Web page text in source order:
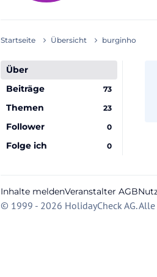
Startseite Übersicht burginho
Über
Beiträge
73
Themen 23
Follower 0
Folge ich 0
Inhalte meldenVeranstalter AGB
© 1999 - 2026 HolidayCheck AG.